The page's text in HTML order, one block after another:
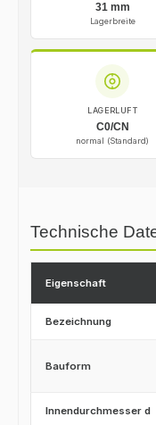
31 mm
Lagerbreite
LAGERLUFT
C0/CN
normal (Standard)
Technische
Eigenschaft
Bezeichnung
Bauform
Innendurchmesser d